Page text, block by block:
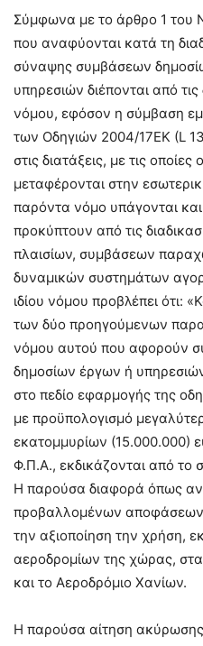
Σύμφωνα με το άρθρο 1 του
που αναφύονται κατά τη
σύναψης συμβάσεων
υπηρεσιών διέπονται από
νόμου, εφόσον η σύμβαση
των Οδηγιών 2004/17ΕΚ (L
στις διατάξεις, με τις
μεταφέρονται στην
παρόντα νόμο υπάγονται
προκύπτουν από τις
πλαισίων, συμβάσεων
δυναμικών συστημάτων
ιδίου νόμου προβλέπει ότι:
των δύο προηγούμενων
νόμου αυτού που αφορούν
δημοσίων έργων ή
στο πεδίο εφαρμογής της
με προϋπολογισμό
εκατομμυρίων (15.000.000)
Φ.Π.Α., εκδικάζονται από το
Η παρούσα διαφορά όπως
προβαλλομένων αποφάσεων
την αξιοποίηση την χρήση,
αεροδρομίων της χώρας,
και το Αεροδρόμιο Χανίων.
Η παρούσα αίτηση ακύρωση